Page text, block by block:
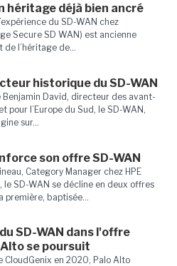
héritage déjà bien ancré
du SD-WAN chez
Secure SD WAN) est ancienne
de l’héritage de...
historique du SD-WAN
Benjamin David, directeur des avant-
pour l’Europe du Sud, le SD-WAN,
sur...
son offre SD-WAN
Category Manager chez HPE
SD-WAN se décline en deux offres
première, baptisée...
SD-WAN dans l'offre
Alto se poursuit
CloudGenix en 2020, Palo Alto